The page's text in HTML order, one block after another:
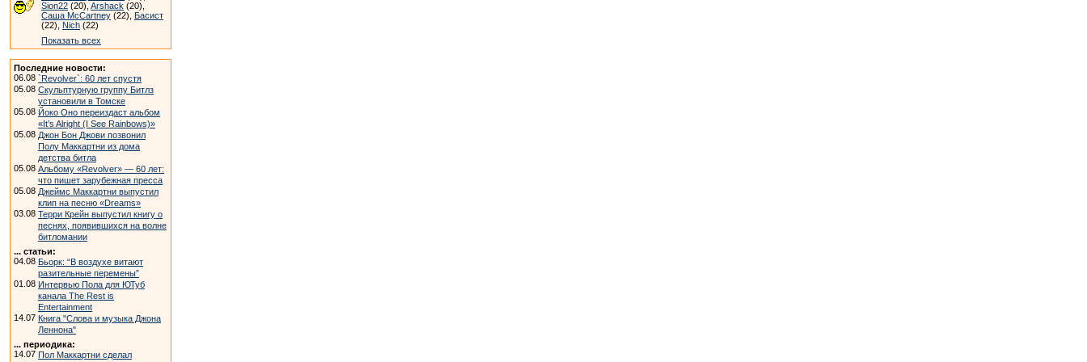
Sion22 (20), Arshack (20),
Саша McCartney (22), Басист
(22), Nich (22)
Показать всех
Последние новости:
06.08 `Revolver`: 60 лет спустя
05.08 Скульптурную группу Битлз
установили в Томске
05.08 Йоко Оно переиздаст альбом
«It’s Alright (I See Rainbows)»
05.08 Джон Бон Джови позвонил
Полу Маккартни из дома
детства битла
05.08 Альбому «Revolver» — 60 лет:
что пишет зарубежная пресса
05.08 Джеймс Маккартни выпустил
клип на песню «Dreams»
03.08 Терри Крейн выпустил книгу о
песнях, появившихся на волне
битломании
... статьи:
04.08 Бьорк: “В воздухе витают
разительные перемены”
01.08 Интервью Пола для ЮТуб
канала The Rest is
Entertainment
14.07 Книга "Слова и музыка Джона
Леннона"
... периодика:
14.07 Пол Маккартни сделал